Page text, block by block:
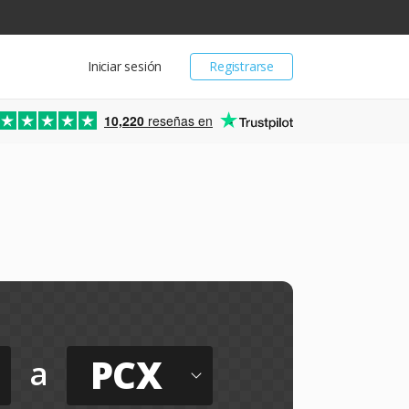
Registrarse
Iniciar sesión
10,220 reseñas en
a PCX